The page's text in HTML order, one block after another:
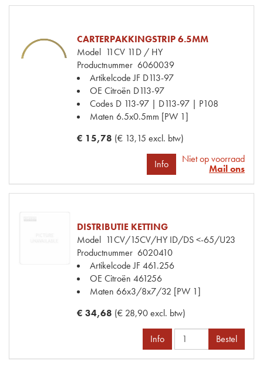
CARTERPAKKINGSTRIP 6.5MM
Model 11CV 11D / HY
Productnummer 6060039
Artikelcode JF D113-97
OE Citroën D113-97
Codes D 113-97 | D113-97 | P108
Maten 6.5x0.5mm [PW 1]
€ 15,78 (€ 13,15 excl. btw)
Info
Niet op voorraad
Mail ons
DISTRIBUTIE KETTING
Model 11CV/15CV/HY ID/DS <-65/U23
Productnummer 6020410
Artikelcode JF461.256
OE Citroën 461256
Maten 66x3/8x7/32 [PW 1]
€ 34,68 (€ 28,90 excl. btw)
Info Bestel